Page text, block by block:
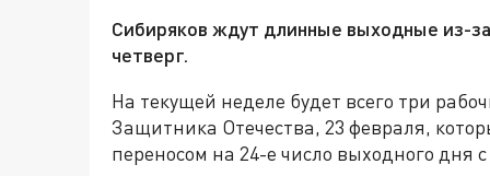
Сибиряков ждут длинные выходные из-
четверг.
На текущей неделе будет всего три
Защитника Отечества, 23 февраля,
переносом на 24-е число выходного дня